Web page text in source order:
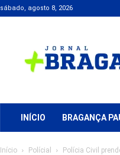
sábado, agosto 8, 2026
+
Bragança
INÍCIO BRAGANÇA
Início Polícial Polícia Civil